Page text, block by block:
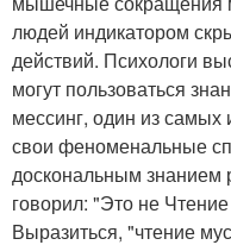
людей индикатором
действий. Психологи
могут пользоваться
мессинг, один из самых
свои феноменальные
доскональным
говорил: "Это не
Выразиться, "чтение